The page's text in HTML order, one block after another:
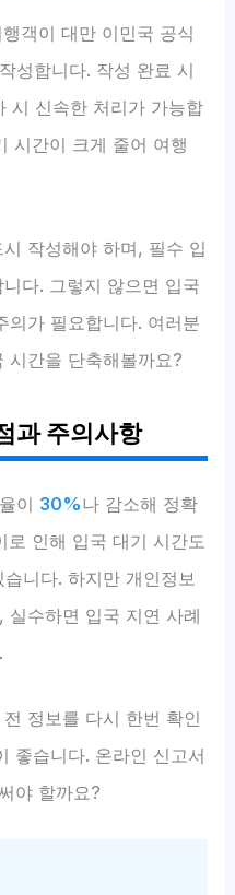
객이 대만 이민국 공식
성합니다. 작성 완료 시
시 신속한 처리가 가능합
시간이 크게 줄어 여행
작성해야 하며, 필수 입
다. 그렇지 않으면 입국
의가 필요합니다. 여러분
시간을 단축해볼까요?
과 주의사항
이 30%나 감소해 정확
인해 입국 대기 시간도
니다. 하지만 개인정보
실수하면 입국 지연 사례
정보를 다시 한번 확인
좋습니다. 온라인 신고서
야 할까요?